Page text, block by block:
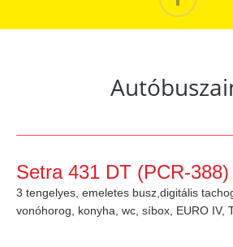
Setra 431 DT (PCR-388)
3 tengelyes, emeletes busz,digitális
vonóhorog, konyha, wc, síbox, EURO IV,